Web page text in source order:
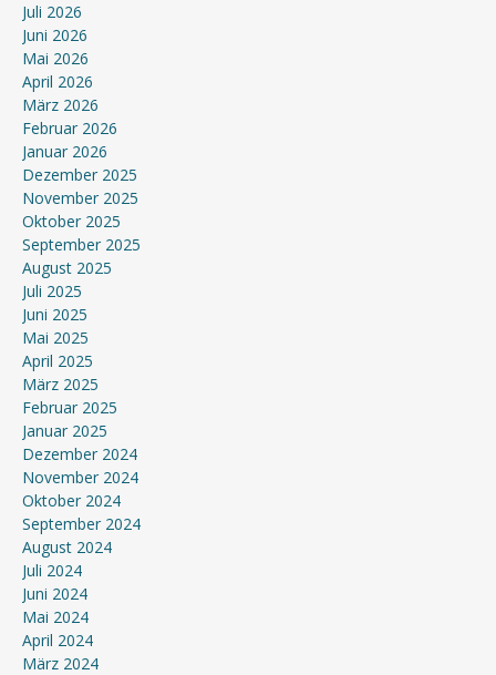
Juli 2026
Juni 2026
Mai 2026
April 2026
März 2026
Februar 2026
Januar 2026
Dezember 2025
November 2025
Oktober 2025
September 2025
August 2025
Juli 2025
Juni 2025
Mai 2025
April 2025
März 2025
Februar 2025
Januar 2025
Dezember 2024
November 2024
Oktober 2024
September 2024
August 2024
Juli 2024
Juni 2024
Mai 2024
April 2024
März 2024